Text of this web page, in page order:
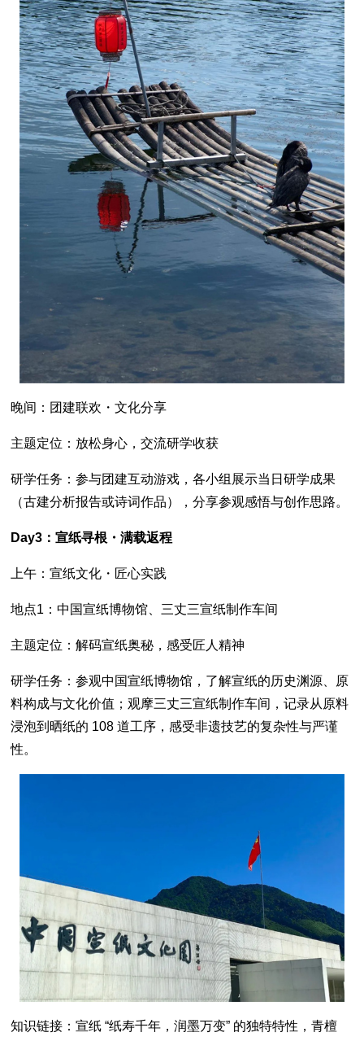
晚间：团建联欢・文化分享
主题定位：放松身心，交流研学收获
研学任务：参与团建互动游戏，各小组展示当日研学成果
（古建分析报告或诗词作品），分享参观感悟与创作思路。
Day3：宣纸寻根・满载返程
上午：宣纸文化・匠心实践
地点1：中国宣纸博物馆、三丈三宣纸制作车间
主题定位：解码宣纸奥秘，感受匠人精神
研学任务：参观中国宣纸博物馆，了解宣纸的历史渊源、原
料构成与文化价值；观摩三丈三宣纸制作车间，记录从原料
浸泡到晒纸的 108 道工序，感受非遗技艺的复杂性与严谨
性。
知识链接：宣纸 “纸寿千年，润墨万变” 的独特特性，青檀